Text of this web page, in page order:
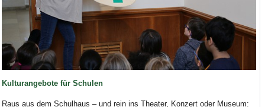
Kulturangebote für Schulen
Raus aus dem Schulhaus – und rein ins Theater, Konzert oder Museum: